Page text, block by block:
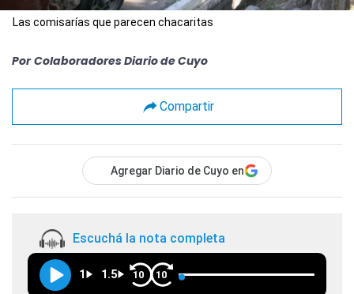
Las comisarías que parecen chacaritas
Por Colaboradores Diario de Cuyo
Compartir
Agregar Diario de Cuyo en
Escuchá la nota completa
1 1.5 10 10